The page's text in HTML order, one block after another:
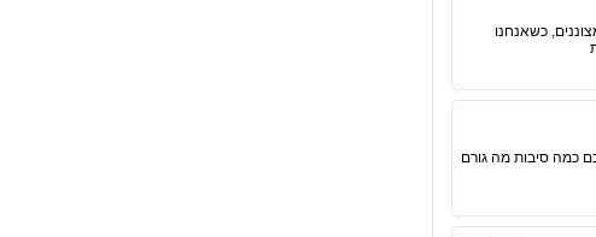
כשאנחנו
כמה סיבות מה גורם